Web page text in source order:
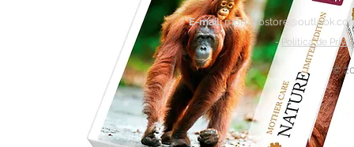
E-mail:
-Política de
©